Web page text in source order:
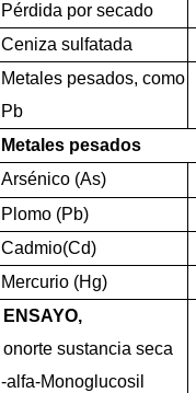
Pérdida por secado
Ceniza sulfatada
Metales pesados, como
Pb
Metales pesados
Arsénico (As)
Plomo (Pb)
Cadmio(Cd)
Mercurio (Hg)
ENSAYO,
onorte sustancia seca
-alfa-Monoglucosil